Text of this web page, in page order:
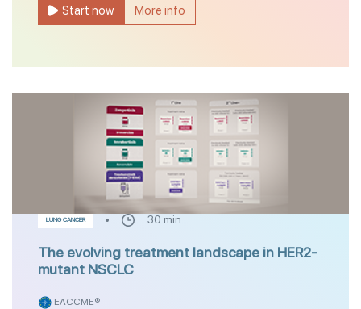
Start now More info
LUNG CANCER 30 min
The evolving treatment landscape in HER2-
mutant NSCLC
EACCME®